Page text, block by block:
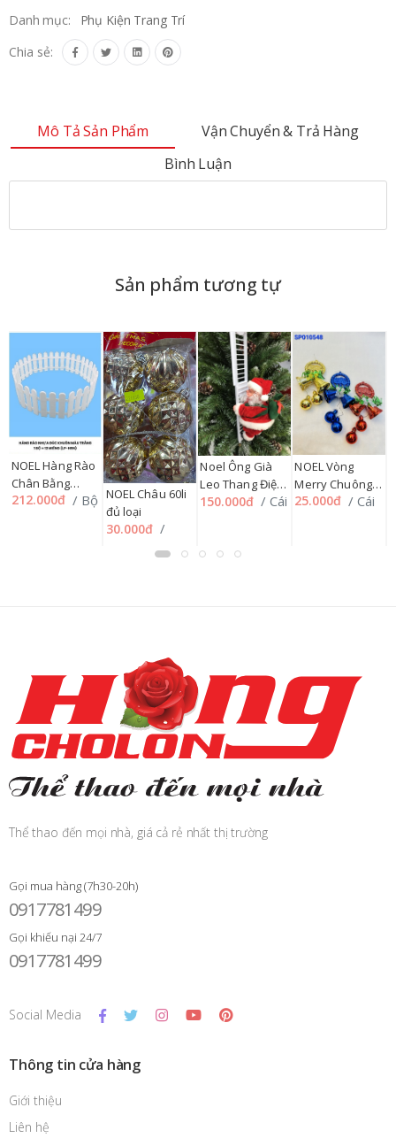
Danh mục:
Phụ Kiện Trang Trí
Chia sẻ:
Mô Tả Sản Phẩm
Vận Chuyển & Trả Hàng
Bình Luận
Sản phẩm tương tự
NOEL Hàng Rào
Chân Bằng
Nhựa Đúc
212.000đ / Bộ NOEL Châu 60li
đủ loại
30.000đ /
Noel Ông Già
Leo Thang Điện
Tử SP010278,
150.000đ / Cái
NOEL Vòng
Merry Chuông
40 li KT145
25.000đ / Cái
Thể thao đến mọi nhà, giá cả rẻ nhất thị trường
Gọi mua hàng (7h30-20h)
0917781499
Gọi khiếu nại 24/7
0917781499
Social Media
Thông tin cửa hàng
Giới thiệu
Liên hệ